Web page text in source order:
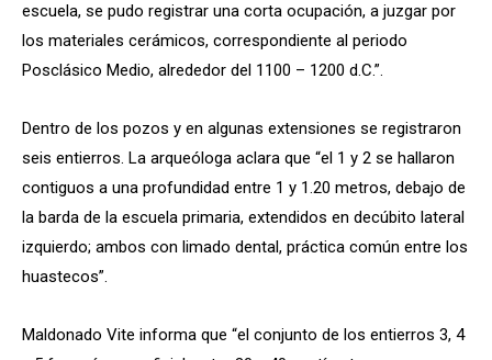
escuela, se pudo registrar una corta ocupación, a juzgar por
los materiales cerámicos, correspondiente al periodo
Posclásico Medio, alrededor del 1100 – 1200 d.C.”.
Dentro de los pozos y en algunas extensiones se registraron
seis entierros. La arqueóloga aclara que “el 1 y 2 se hallaron
contiguos a una profundidad entre 1 y 1.20 metros, debajo de
la barda de la escuela primaria, extendidos en decúbito lateral
izquierdo; ambos con limado dental, práctica común entre los
huastecos”.
Maldonado Vite informa que “el conjunto de los entierros 3, 4